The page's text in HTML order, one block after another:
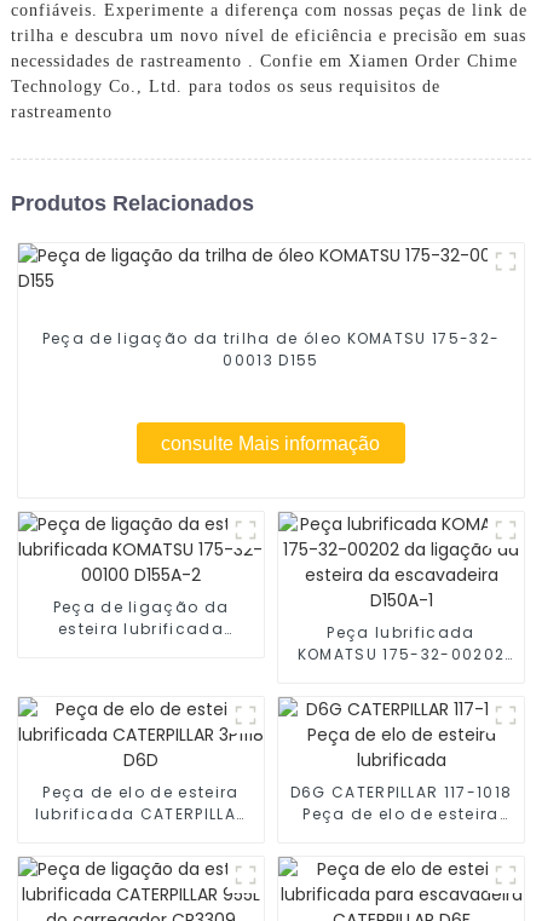
confiáveis. Experimente a diferença com nossas peças de link de
trilha e descubra um novo nível de eficiência e precisão em suas
necessidades de rastreamento . Confie em Xiamen Order Chime
Technology Co., Ltd. para todos os seus requisitos de
rastreamento
Produtos Relacionados
Peça de ligação da trilha de óleo KOMATSU 175-32-
00013 D155
consulte Mais informação
Peça de ligação da
esteira lubrificada
Peça lubrificada
KOMATSU 175-32-00202
escavadeira D150A-1
Peça de elo de esteira
lubrificada CATERPILLAR
D6G ​​CATERPILLAR 117-1018
Peça de elo de esteira